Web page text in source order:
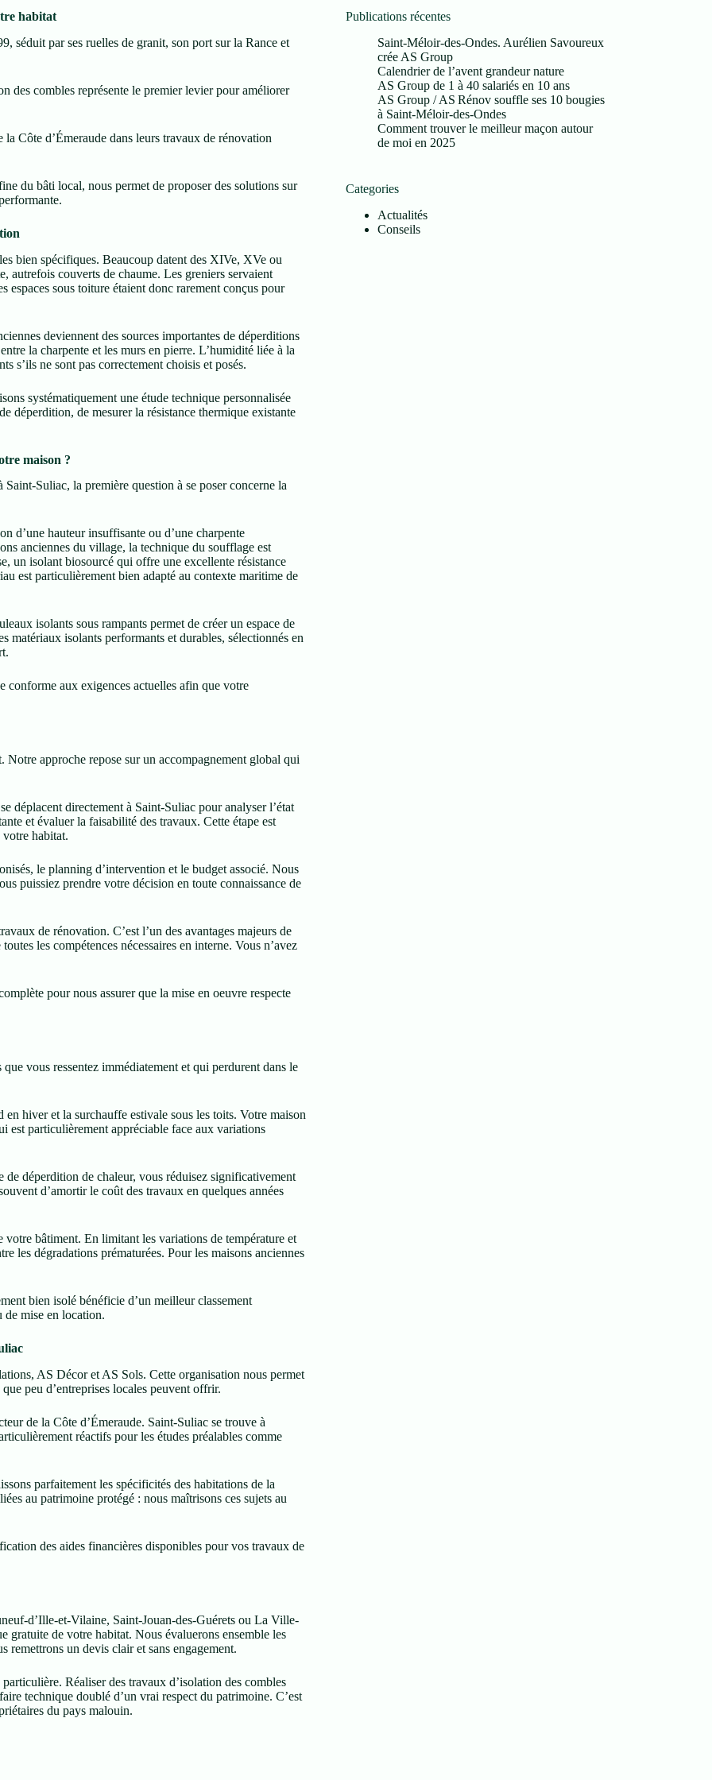
habitat
séduit par ses ruelles de granit, son port sur la Rance et
des combles représente le premier levier pour améliorer
Côte d’Émeraude dans leurs travaux de rénovation
du bâti local, nous permet de proposer des solutions sur
bien spécifiques. Beaucoup datent des XIVe, XVe ou
autrefois couverts de chaume. Les greniers servaient
espaces sous toiture étaient donc rarement conçus pour
deviennent des sources importantes de déperditions
la charpente et les murs en pierre. L’humidité liée à la
s’ils ne sont pas correctement choisis et posés.
systématiquement une étude technique personnalisée
déperdition, de mesurer la résistance thermique existante
maison ?
Suliac, la première question à se poser concerne la
d’une hauteur insuffisante ou d’une charpente
anciennes du village, la technique du soufflage est
un isolant biosourcé qui offre une excellente résistance
est particulièrement bien adapté au contexte maritime de
isolants sous rampants permet de créer un espace de
matériaux isolants performants et durables, sélectionnés en
conforme aux exigences actuelles afin que votre
Notre approche repose sur un accompagnement global qui
déplacent directement à Saint-Suliac pour analyser l’état
et évaluer la faisabilité des travaux. Cette étape est
habitat.
le planning d’intervention et le budget associé. Nous
puissiez prendre votre décision en toute connaissance de
de rénovation. C’est l’un des avantages majeurs de
les compétences nécessaires en interne. Vous n’avez
pour nous assurer que la mise en oeuvre respecte
vous ressentez immédiatement et qui perdurent dans le
hiver et la surchauffe estivale sous les toits. Votre maison
est particulièrement appréciable face aux variations
déperdition de chaleur, vous réduisez significativement
d’amortir le coût des travaux en quelques années
bâtiment. En limitant les variations de température et
les dégradations prématurées. Pour les maisons anciennes
bien isolé bénéficie d’un meilleur classement
de mise en location.
AS Décor et AS Sols. Cette organisation nous permet
peu d’entreprises locales peuvent offrir.
de la Côte d’Émeraude. Saint-Suliac se trouve à
réactifs pour les études préalables comme
parfaitement les spécificités des habitations de la
au patrimoine protégé : nous maîtrisons ces sujets au
des aides financières disponibles pour vos travaux de
d’Ille-et-Vilaine, Saint-Jouan-des-Guérets ou La Ville-
gratuite de votre habitat. Nous évaluerons ensemble les
remettrons un devis clair et sans engagement.
Réaliser des travaux d’isolation des combles
technique doublé d’un vrai respect du patrimoine. C’est
du pays malouin.
Publications récentes
Saint-Méloir-des-Ondes. Aurélien Savoureux
crée AS Group
Calendrier de l’avent grandeur nature
AS Group de 1 à 40 salariés en 10 ans
AS Group / AS Rénov souffle ses 10 bougies
à Saint‑Méloir‑des‑Ondes
Comment trouver le meilleur maçon autour
de moi en 2025
Categories
Actualités
Conseils